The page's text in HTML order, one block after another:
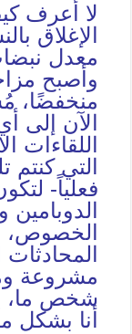
لا أعرف
الإغلاق
معدل
وأصبح
منخفضًا،
الآن إلى
اللقاءات
التي كنتم
فعلياً-
الخصوص،
مشروعة
شخص ما،
أنا بشكل